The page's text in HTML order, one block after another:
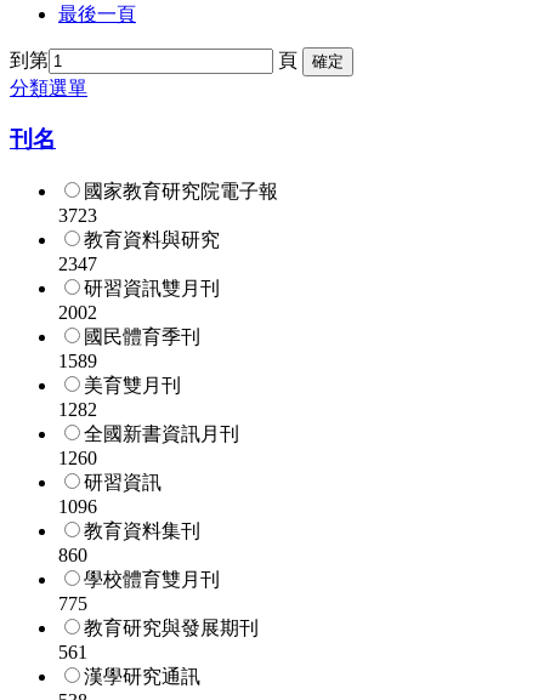
最後一頁
到第 頁 確定
分類選單
刊名
國家教育研究院電子報
3723
教育資料與研究
2347
研習資訊雙月刊
2002
國民體育季刊
1589
美育雙月刊
1282
全國新書資訊月刊
1260
研習資訊
1096
教育資料集刊
860
學校體育雙月刊
775
教育研究與發展期刊
561
漢學研究通訊